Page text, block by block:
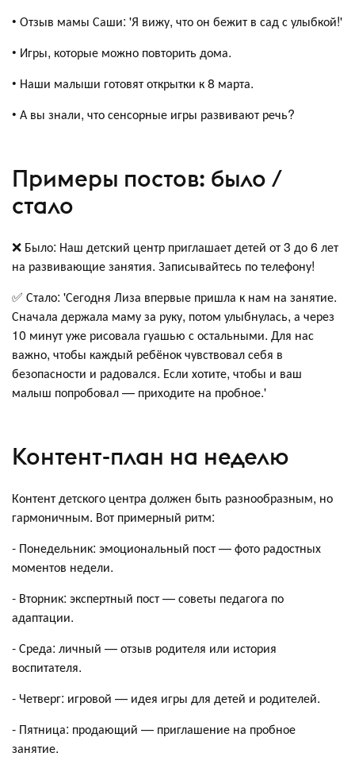
• Отзыв мамы Саши: 'Я вижу, что он бежит в сад с улыбкой!'
• Игры, которые можно повторить дома.
• Наши малыши готовят открытки к 8 марта.
• А вы знали, что сенсорные игры развивают речь?
Примеры постов: было /
стало
❌ Было: Наш детский центр приглашает детей от 3 до 6 лет
на развивающие занятия. Записывайтесь по телефону!
✅ Стало: 'Сегодня Лиза впервые пришла к нам на занятие.
Сначала держала маму за руку, потом улыбнулась, а через
10 минут уже рисовала гуашью с остальными. Для нас
важно, чтобы каждый ребёнок чувствовал себя в
безопасности и радовался. Если хотите, чтобы и ваш
малыш попробовал — приходите на пробное.'
Контент-план на неделю
Контент детского центра должен быть разнообразным, но
гармоничным. Вот примерный ритм:
- Понедельник: эмоциональный пост — фото радостных
моментов недели.
- Вторник: экспертный пост — советы педагога по
адаптации.
- Среда: личный — отзыв родителя или история
воспитателя.
- Четверг: игровой — идея игры для детей и родителей.
- Пятница: продающий — приглашение на пробное
занятие.